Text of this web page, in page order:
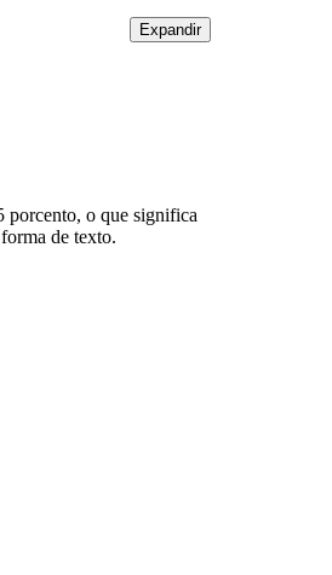
Expandir
porcento, o que significa
de texto.